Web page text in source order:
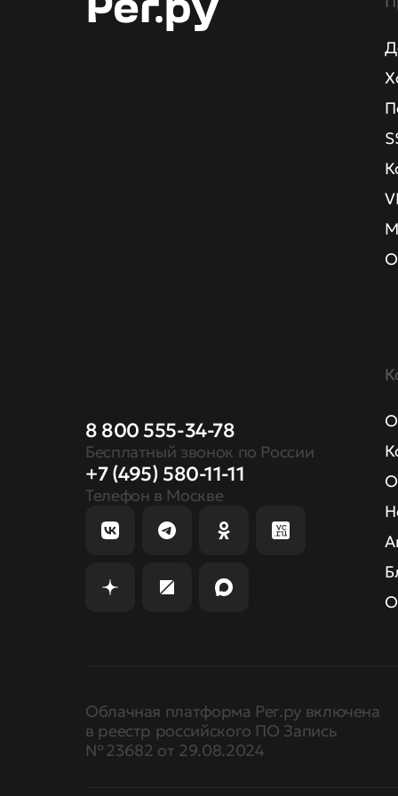
8 800 555-34-78
Бесплатный звонок по России
+7 (495) 580-11-11
Телефон в Москве
Облачная платформа Рег.ру включена
в реестр российского ПО Запись
№ 23682 от 29.08.2024